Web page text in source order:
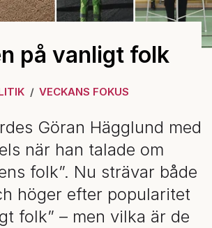
på vanligt folk
VECKANS FOKUS
Göran Hägglund med
när han talade om
folk”. Nu strävar både
höger efter popularitet
folk” – men vilka är de